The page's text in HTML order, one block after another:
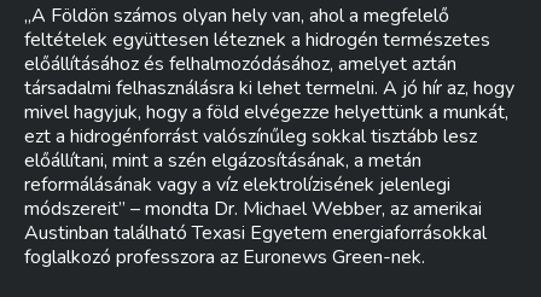
„A Földön számos olyan hely van, ahol a megfelelő
feltételek együttesen léteznek a hidrogén természetes
előállításához és felhalmozódásához, amelyet aztán
társadalmi felhasználásra ki lehet termelni. A jó hír az, hogy
mivel hagyjuk, hogy a föld elvégezze helyettünk a munkát,
ezt a hidrogénforrást valószínűleg sokkal tisztább lesz
előállítani, mint a szén elgázosításának, a metán
reformálásának vagy a víz elektrolízisének jelenlegi
módszereit” – mondta Dr. Michael Webber, az amerikai
Austinban található Texasi Egyetem energiaforrásokkal
foglalkozó professzora az Euronews Green-nek.